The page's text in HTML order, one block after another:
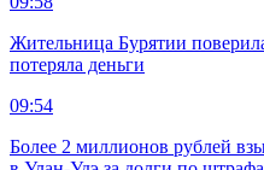
Жительница Бурятии
потеряла деньги
09:54
Более 2 миллионов рублей